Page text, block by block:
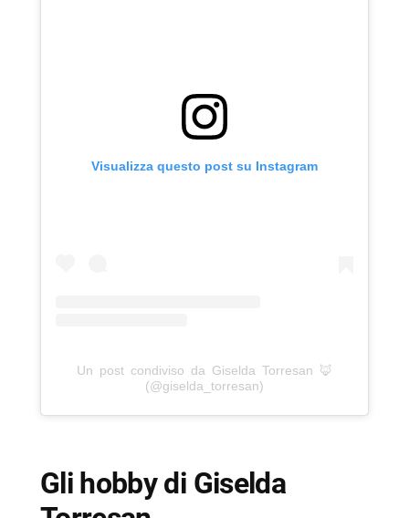
Visualizza questo post su Instagram
Un post condiviso da Giselda Torresan 🦊
(@giselda_torresan)
Gli hobby di Giselda